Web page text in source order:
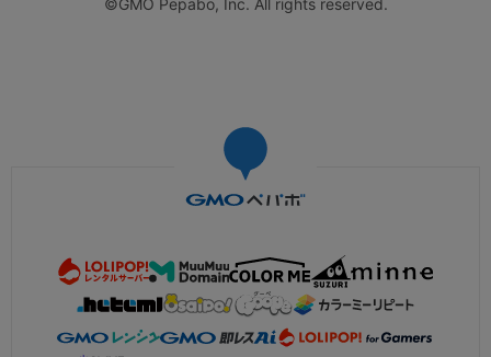
©GMO Pepabo, Inc. All rights reserved.